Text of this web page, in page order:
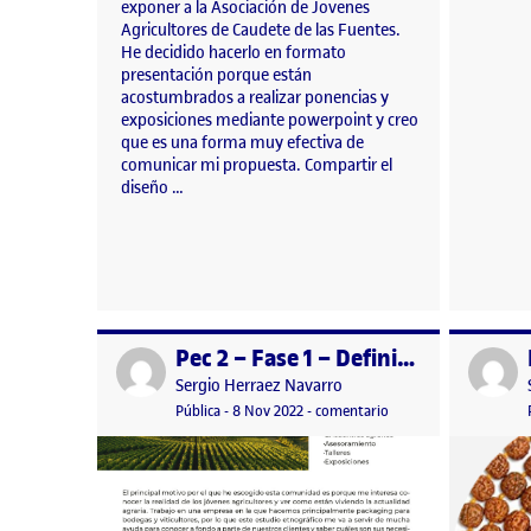
exponer a la Asociación de Jovenes
Agricultores de Caudete de las Fuentes.
He decidido hacerlo en formato
presentación porque están
acostumbrados a realizar ponencias y
exposiciones mediante powerpoint y creo
que es una forma muy efectiva de
comunicar mi propuesta. Compartir el
diseño …
Publicado por Pec 2 – Fase 1 – Definición de la comunidad
Publicado por
Sergio Herraez Navarro
Visibilidad:
Pública-Fecha de publicación
8 Nov 20228 noviembre, 2022 6:56 pm
-comentario en Pec 2 – Fase 1 –